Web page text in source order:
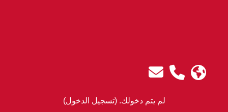
لم يتم دخولك. (تسجيل الدخول)